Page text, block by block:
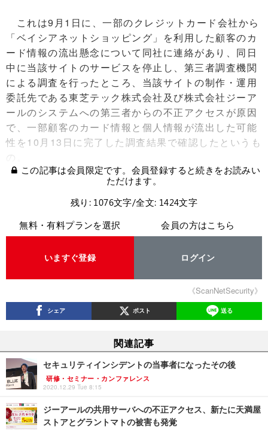
これは9月1日に、一部のクレジットカード会社から
「ベイシアネットショッピング」を利用した顧客のカ
ード情報の流出懸念について同社に連絡があり、同日
中に当該サイトのサービスを停止し、第三者調査機関
による調査を行ったところ、当該サイトの制作・運用
委託先である東芝テック株式会社及び株式会社ジーア
ールのシステムへの第三者からの不正アクセスが原因
で、一部顧客のカード情報と個人情報が流出した可能
性を10月13日に完了した調査結果で確認したというも
の。
この記事は会員限定です。会員登録すると続きをお読みい
ただけます。
残り: 1076文字/全文: 1424文字
無料・有料プランを選択
いますぐ登録
会員の方はこちら
ログイン
《ScanNetSecurity》
シェア ポスト 送る
関連記事
セキュリティインシデントの当事者になったその後
研修・セミナー・カンファレンス
2020.12.29 Tue 8:15
ジーアールの共用サーバへの不正アクセス、新たに天満屋
ストアとグラントマトの被害も発覚